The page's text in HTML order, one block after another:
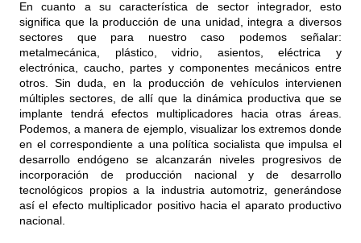
En cuanto a su característica de sector integrador, esto
significa que la producción de una unidad, integra a diversos
sectores que para nuestro caso podemos señalar:
metalmecánica, plástico, vidrio, asientos, eléctrica y
electrónica, caucho, partes y componentes mecánicos entre
otros. Sin duda, en la producción de vehículos intervienen
múltiples sectores, de allí que la dinámica productiva que se
implante tendrá efectos multiplicadores hacia otras áreas.
Podemos, a manera de ejemplo, visualizar los extremos donde
en el correspondiente a una política socialista que impulsa el
desarrollo endógeno se alcanzarán niveles progresivos de
incorporación de producción nacional y de desarrollo
tecnológicos propios a la industria automotriz, generándose
así el efecto multiplicador positivo hacia el aparato productivo
nacional.